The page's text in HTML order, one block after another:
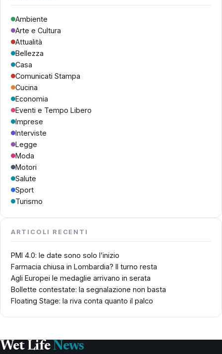
Ambiente
Arte e Cultura
Attualità
Bellezza
Casa
Comunicati Stampa
Cucina
Economia
Eventi e Tempo Libero
Imprese
Interviste
Legge
Moda
Motori
Salute
Sport
Turismo
ARTICOLI RECENTI
PMI 4.0: le date sono solo l’inizio
Farmacia chiusa in Lombardia? Il turno resta
Agli Europei le medaglie arrivano in serata
Bollette contestate: la segnalazione non basta
Floating Stage: la riva conta quanto il palco
Wet Life News